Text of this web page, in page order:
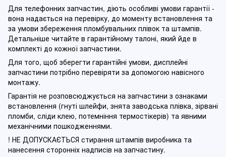
Для телефонних запчастин, діють особливі умови гарантії -
вона надається на перевірку, до моменту встановлення та
за умови збереження пломбувальних плівок та штампів.
Детальніше читайте в гарантійному талоні, який йде в
комплекті до кожної запчастини.
Для того, щоб зберегти гарантійні умови, дисплейні
запчастини потрібно перевіряти за допомогою навісного
монтажу.
Гарантія не розповсюджується на запчастини з ознаками
встановлення (гнуті шлейфи, знята заводська плівка, зірвані
пломби, сліди клею, потемніння термостікерів) та явними
механічними пошкодженнями.
! НЕ ДОПУСКАЄТЬСЯ стирання штампів виробника та
нанесення сторонніх надписів на запчастину.